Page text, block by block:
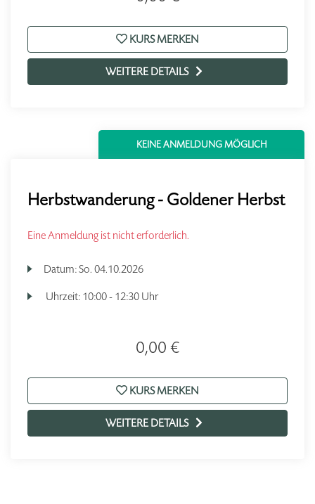
KURS MERKEN
WEITERE DETAILS
KEINE ANMELDUNG MÖGLICH
Herbstwanderung - Goldener Herbst
Eine Anmeldung ist nicht erforderlich.
Datum:So. 04.10.2026
Uhrzeit: 10:00 - 12:30 Uhr
0,00 €
KURS MERKEN
WEITERE DETAILS